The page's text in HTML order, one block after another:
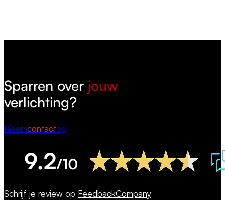
Sparren over jouw
verlichting?
Neemcontactop
Schrijf je review op FeedbackCompany